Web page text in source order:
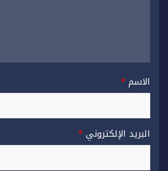
الاسم*
البريد الإلكتروني*